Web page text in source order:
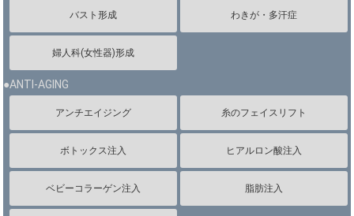
バスト形成 わきが・多汗症
婦人科(女性器)形成
●ANTI-AGING
アンチエイジング 糸のフェイスリフト
ボトックス注入 ヒアルロン酸注入
ベビーコラーゲン注入 脂肪注入